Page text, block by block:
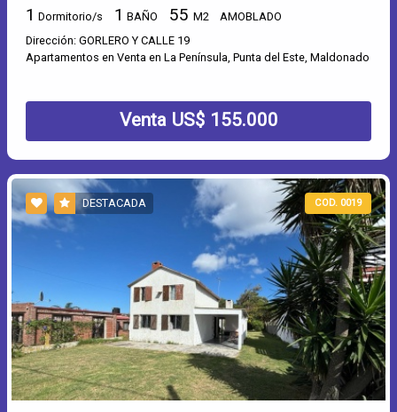
1 Dormitorio/s 1 BAÑO 55 M2
AMOBLADO
Dirección: GORLERO Y CALLE 19
Apartamentos en Venta en La Península, Punta del Este, Maldonado
Venta US$ 155.000
DESTACADA COD. 0019